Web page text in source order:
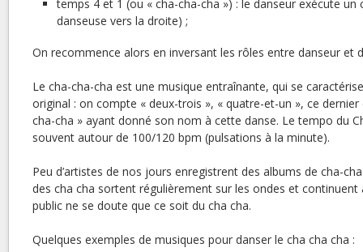
temps 4 et 1 (ou « cha-cha-cha ») : le danseur exécute un
danseuse vers la droite) ;
On recommence alors en inversant les rôles entre danseur et
Le cha-cha-cha est une musique entraînante, qui se
original : on compte « deux-trois », « quatre-et-un », ce
cha-cha » ayant donné son nom à cette danse. Le tempo du
souvent autour de 100/120 bpm (pulsations à la minute).
Peu d’artistes de nos jours enregistrent des albums de cha-
des cha cha sortent régulièrement sur les ondes et continuent
public ne se doute que ce soit du cha cha.
Quelques exemples de musiques pour danser le cha cha cha :